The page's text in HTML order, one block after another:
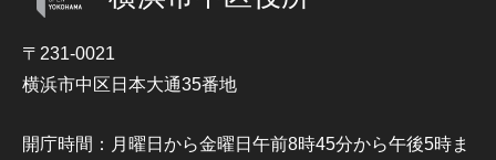
〒231-0021
横浜市中区日本大通35番地
開庁時間：月曜日から金曜日午前8時45分から午後5時ま